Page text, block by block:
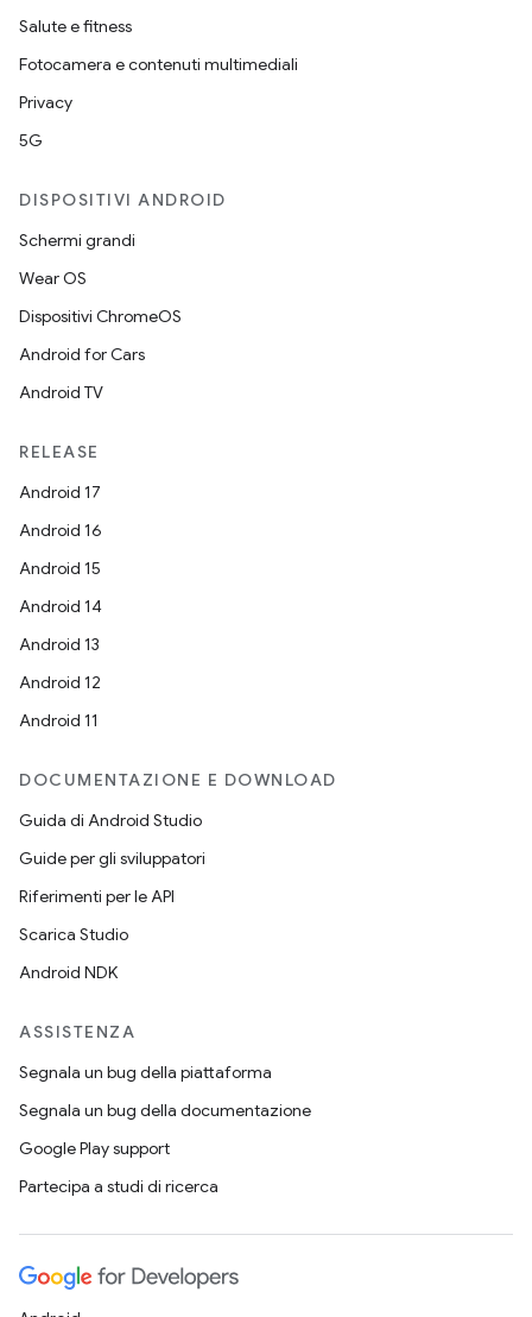
Salute e fitness
Fotocamera e contenuti multimediali
Privacy
5G
DISPOSITIVI ANDROID
Schermi grandi
Wear OS
Dispositivi ChromeOS
Android for Cars
Android TV
RELEASE
Android 17
Android 16
Android 15
Android 14
Android 13
Android 12
Android 11
DOCUMENTAZIONE E DOWNLOAD
Guida di Android Studio
Guide per gli sviluppatori
Riferimenti per le API
Scarica Studio
Android NDK
ASSISTENZA
Segnala un bug della piattaforma
Segnala un bug della documentazione
Google Play support
Partecipa a studi di ricerca